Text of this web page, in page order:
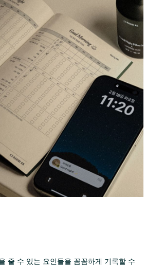
줄 수 있는 요인들을 꼼꼼하게 기록할 수